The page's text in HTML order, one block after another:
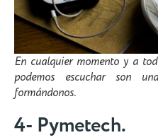
En cualquier momento y a
podemos escuchar son
formándonos.
4- Pymetech.